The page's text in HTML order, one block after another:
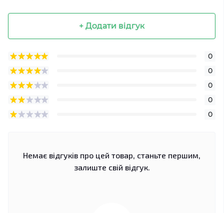
+ Додати відгук
0
0
0
0
0
Немає відгуків про цей товар, станьте першим,
залиште свій відгук.